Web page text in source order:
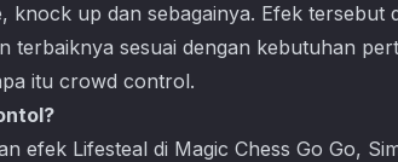
knock up dan sebagainya. Efek tersebut
terbaiknya sesuai dengan kebutuhan
itu crowd control.
efek Lifesteal di Magic Chess Go Go,